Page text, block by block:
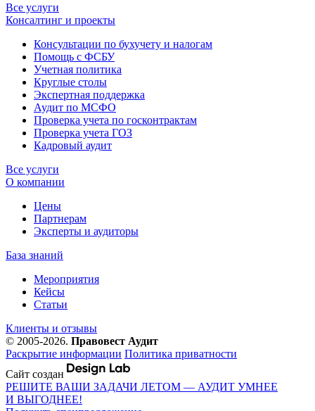
Все услуги
Консалтинг и проекты
Консультации по бухучету и налогам
Помощь с ФСБУ
Учетная политика
Круглые столы
Экспертная поддержка
Аудит по МСФО
Проверка учета по госконтрактам
Проверка учета ГОЗ
Кадровый аудит
Все услуги
О компании
Цены
Партнерам
Эксперты и аудиторы
База знаний
Мероприятия
Кейсы
Статьи
Клиенты и отзывы
© 2005-2026. Правовест Аудит
Раскрытие информации Политика приватности
Сайт создан
РЕШИТЕ ВАШИ ЗАДАЧИ ЛЕТОМ — АУДИТ УМНЕЕ
И ВЫГОДНЕЕ!